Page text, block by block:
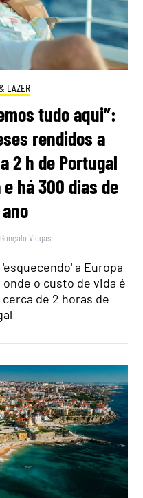
LAZER
tudo aqui”:
rendidos a
2 h de Portugal
há 300 dias de
Gonçalo Viegas
a Europa
o custo de vida é
de 2 horas de